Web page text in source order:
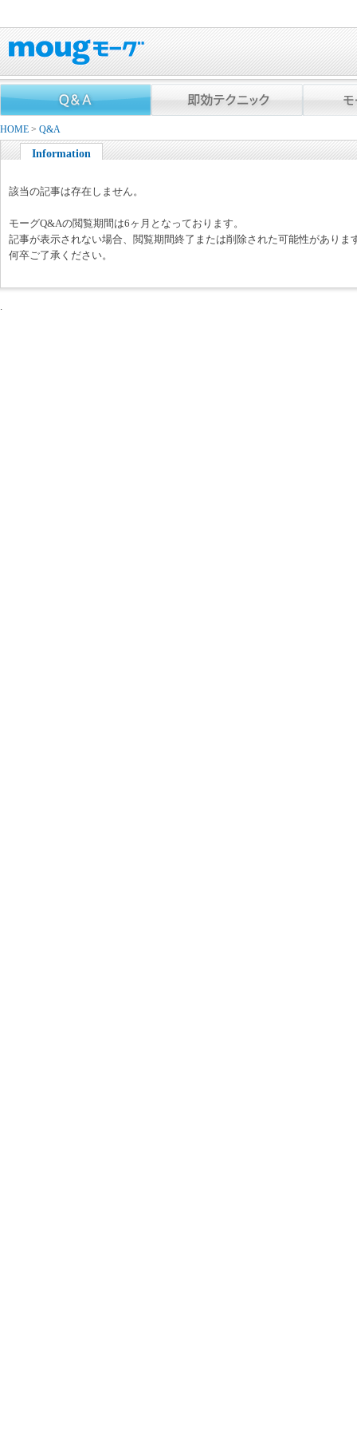
HOME > Q&A
Information
該当の記事は存在しません。
モーグQ&Aの閲覧期間は6ヶ月となっております。
記事が表示されない場合、閲覧期間終了または削除された可能性がありま
何卒ご了承ください。